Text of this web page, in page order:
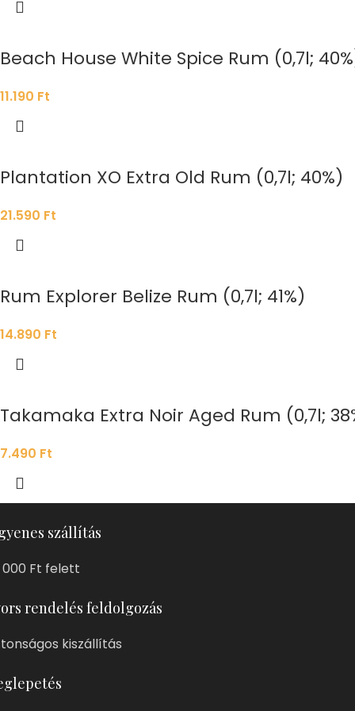
Beach House White Spice Rum (0,7l;
11.190 Ft
Plantation XO Extra Old Rum (0,7l; 40%)
21.590 Ft
Rum Explorer Belize Rum (0,7l; 41%)
14.890 Ft
Takamaka Extra Noir Aged Rum (0,7l;
7.490 Ft
szállítás
000 Ft felett
rendelés feldolgozás
kiszállítás